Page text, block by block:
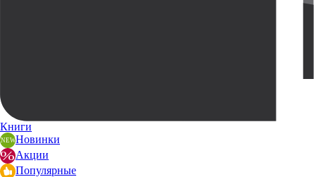
Книги
Новинки
Акции
Популярные